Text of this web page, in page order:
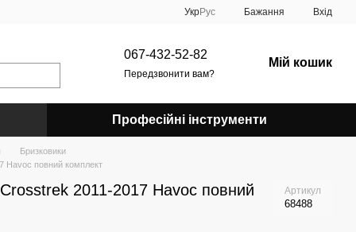
УкрРус Бажання Вхід
067-432-52-82
Передзвонити вам?
Мій кошик
Професійні інструменти
Бризковики
Havoc повний комплект
2011-2017 Havoc повний Артикул
68488